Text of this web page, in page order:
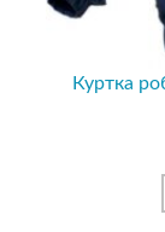
Куртка